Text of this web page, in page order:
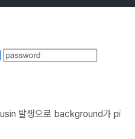
발생으로 background가 pi